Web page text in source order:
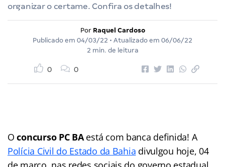
organizar o certame. Confira os detalhes!
Por Raquel Cardoso
Publicado em 04/03/22 • Atualizado em 06/06/22
2 min. de leitura
0 0
Oconcurso PC BAestá com banca definida! A
Polícia Civil do Estado da Bahia divulgou hoje, 04